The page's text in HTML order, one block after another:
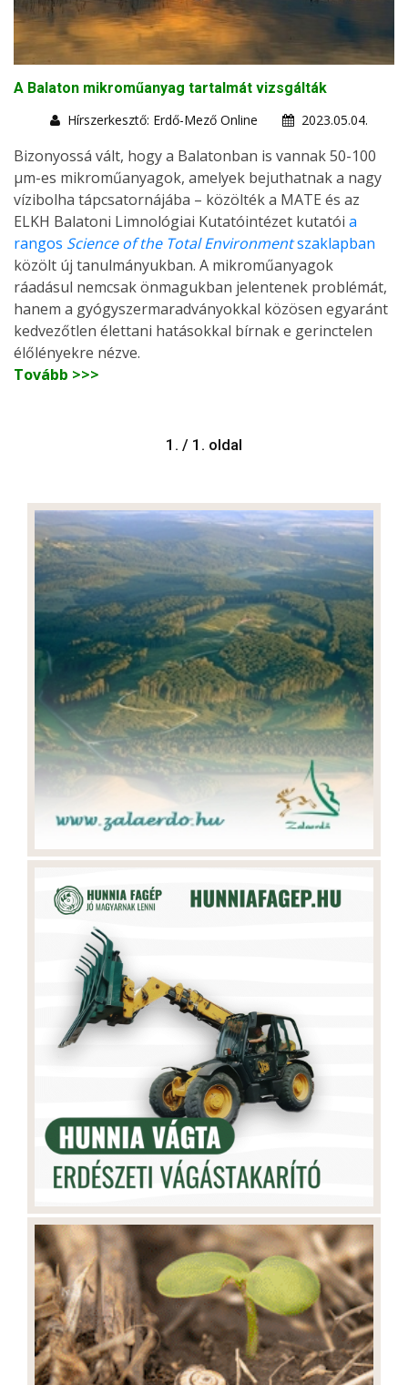
A Balaton mikroműanyag tartalmát vizsgálták
Hírszerkesztő: Erdő-Mező Online
2023.05.04.
Bizonyossá vált, hogy a Balatonban is vannak 50-100
µm-es mikroműanyagok, amelyek bejuthatnak a nagy
vízibolha tápcsatornájába – közölték a MATE és az
ELKH Balatoni Limnológiai Kutatóintézet kutatói a
rangos Science of the Total Environmentszaklapban
közölt új tanulmányukban. A mikroműanyagok
ráadásul nemcsak önmagukban jelentenek problémát,
hanem a gyógyszermaradványokkal közösen egyaránt
kedvezőtlen élettani hatásokkal bírnak e gerinctelen
élőlényekre nézve.
Tovább >>>
1. / 1. oldal